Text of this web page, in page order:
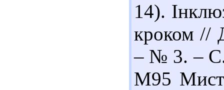
14).
кроком //
– № 3. – С.
М95